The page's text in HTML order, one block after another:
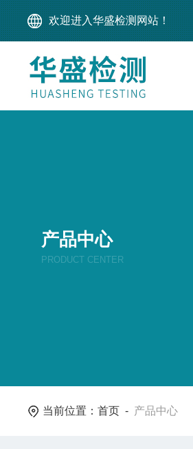
欢迎进入华盛检测网站！
产品中心
PRODUCT CENTER
当前位置：首页 - 产品中心